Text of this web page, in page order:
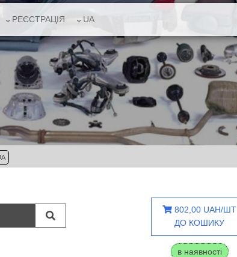
РЕЄСТРАЦІЯ UA
802,00 UAH/ШТ
ДО КОШИКУ
в наявності